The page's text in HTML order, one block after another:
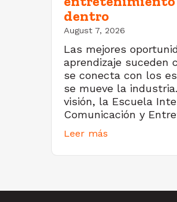
dentro
August 7, 2026
Las mejores
aprendizaje suceden
se conecta con los
se mueve la
visión, la Escuela
Comunicación y
Leer más